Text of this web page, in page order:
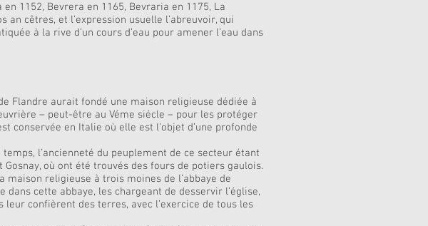
1152, Bevrera en 1165, Bevraria en 1175, La
cêtres, et l’expression usuelle l’abreuvoir, qui
à la rive d’un cours d’eau pour amener l’eau dans
Flandre aurait fondé une maison religieuse dédiée à
– peut-être au Véme siécle – pour les protéger
conservée en Italie où elle est l’objet d’une profonde
l’ancienneté du peuplement de ce secteur étant
où ont été trouvés des fours de potiers gaulois.
religieuse à trois moines de l’abbaye de
cette abbaye, les chargeant de desservir l’église,
confièrent des terres, avec l’exercice de tous les